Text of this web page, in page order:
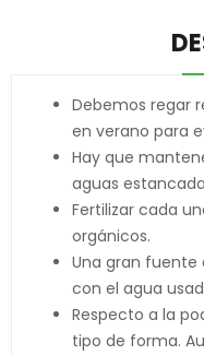
Debemos regar
en verano para
Hay que
aguas
Fertilizar cada
orgánicos.
Una gran fuente
con el agua
Respecto a la
tipo de forma.